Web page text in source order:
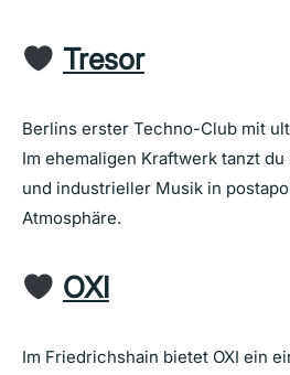
Tresor
Berlins erster Techno-Club mit
Im ehemaligen Kraftwerk tanzt
und industrieller Musik in
Atmosphäre.
OXI
Im Friedrichshain bietet OXI ein